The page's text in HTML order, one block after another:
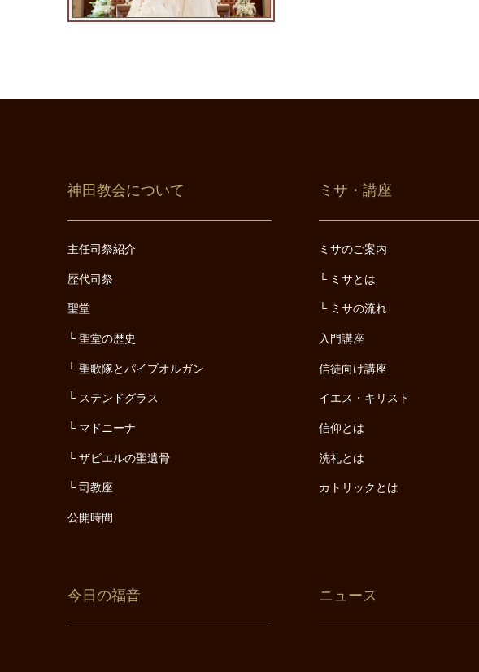
神田教会について
主任司祭紹介
歴代司祭
聖堂
聖堂の歴史
聖歌隊とパイプオルガン
ステンドグラス
マドニーナ
ザビエルの聖遺骨
司教座
公開時間
ミサ・講座
ミサのご案内
ミサとは
ミサの流れ
入門講座
信徒向け講座
イエス・キリスト
信仰とは
洗礼とは
カトリックとは
今日の福音 ニュース